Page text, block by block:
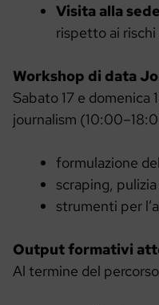
Visita alla
rispetto ai
Workshop di data
Sabato 17 e domenica
journalism
formulazione
scraping,
strumenti per
Output formativi
Al termine del